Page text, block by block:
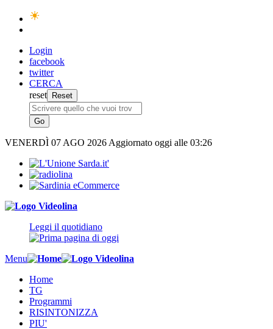
Login
facebook
twitter
CERCA
reset
VENERDÌ 07 AGO 2026 Aggiornato oggi alle 03:26
Leggi il quotidiano
Menu
Home
TG
Programmi
RISINTONIZZA
PIU'